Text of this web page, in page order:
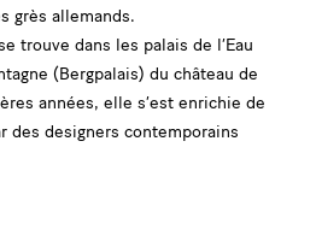
grès allemands.
trouve dans les palais de l’Eau
(Bergpalais) du château de
années, elle s’est enrichie de
des designers contemporains